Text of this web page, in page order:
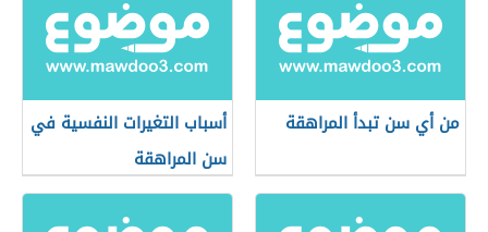
من أي سن تبدأ المراهقة
أسباب التغيرات النفسية في
سن المراهقة